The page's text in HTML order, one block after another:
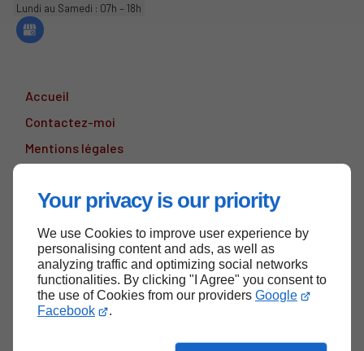
Your privacy is our priority
We use Cookies to improve user experience by
personalising content and ads, as well as
analyzing traffic and optimizing social networks
functionalities. By clicking "I Agree" you consent to
the use of Cookies from our providers Google
Facebook
.
Lundi au Samedi : 07h – 18h
Accueil
Contactez-moi
Mentions légales
Haut de page